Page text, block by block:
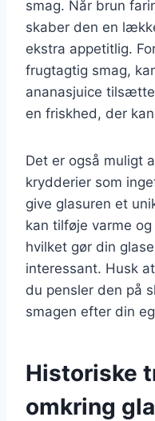
smag. Når brun
skaber den en
ekstra appetitlig.
frugtagtig smag,
ananasjuice
en friskhed, der
Det er også muligt
krydderier som
give glasuren et
kan tilføje varme
hvilket gør din
interessant. Husk
du pensler den på
smagen efter din
Historiske
omkring